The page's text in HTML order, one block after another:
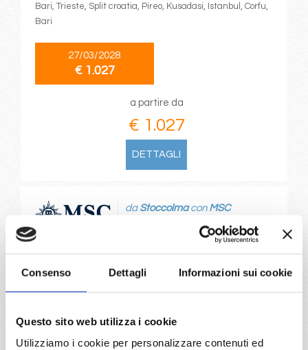
Consenso Dettagli Informazioni sui cookie
Questo sito web utilizza i cookie
Utilizziamo i cookie per personalizzare contenuti ed
Bari, Trieste, Split croatia, Pireo, Kusadasi, Istanbul, Corfu,
Bari
27/03/2028
€ 1.027
a partire da
€ 1.027
DETTAGLI
Nord Europa
da Stoccolmacon MSC
Splendida
Norway, Bergen, Kristiansand, Oslo
€ 1.027